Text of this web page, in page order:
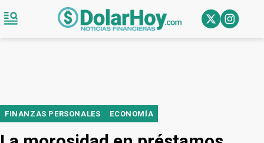
FINANZAS PERSONALES ECONOMÍA